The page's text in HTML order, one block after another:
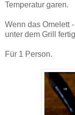
Temperatur garen.
Wenn das Omelett
unter dem Grill
Für 1 Person.